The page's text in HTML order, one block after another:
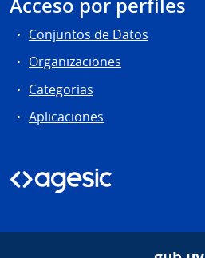
Acceso por perfiles
Conjuntos de Datos
Organizaciones
Categorias
Aplicaciones